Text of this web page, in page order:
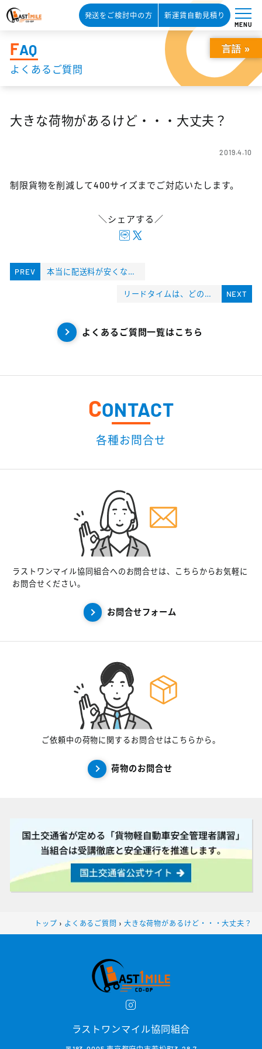
発送をご検討中の方 新運賃自動見積り
MENU
FAQ
よくあるご質問
大きな荷物があるけど・・・大丈夫？
2019.4.10
制限貨物を削減して400サイズまでご対応いたします。
＼シェアする／
PREV 本当に配送料が安くなるの？
NEXT
リードタイムは、どのくらい？
よくあるご質問一覧はこちら
CONTACT
各種お問合せ
ラストワンマイル協同組合へのお問合せは、こちらからお気軽に
お問合せください。
お問合せフォーム
ご依頼中の荷物に関するお問合せはこちらから。
荷物のお問合せ
トップ › よくあるご質問 › 大きな荷物があるけど・・・大丈夫？
ラストワンマイル協同組合
言語 »